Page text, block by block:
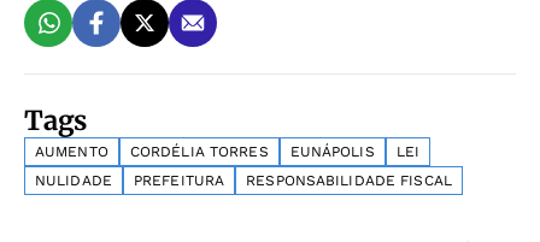
Tags
AUMENTO CORDÉLIA TORRES EUNÁPOLIS
LEI
NULIDADE
PREFEITURA RESPONSABILIDADE FISCAL